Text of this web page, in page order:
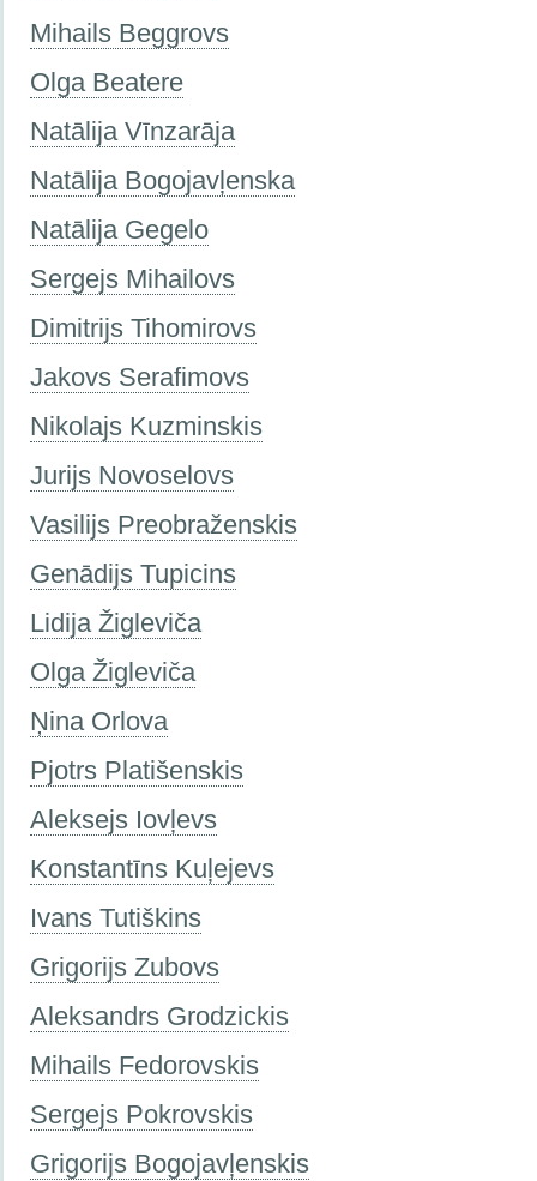
Mihails Beggrovs
Olga Beatere
Natālija Vīnzarāja
Natālija Bogojavļenska
Natālija Gegelo
Sergejs Mihailovs
Dimitrijs Tihomirovs
Jakovs Serafimovs
Nikolajs Kuzminskis
Jurijs Novoselovs
Vasilijs Preobraženskis
Genādijs Tupicins
Lidija Žigleviča
Olga Žigleviča
Ņina Orlova
Pjotrs Platišenskis
Aleksejs Iovļevs
Konstantīns Kuļejevs
Ivans Tutiškins
Grigorijs Zubovs
Aleksandrs Grodzickis
Mihails Fedorovskis
Sergejs Pokrovskis
Grigorijs Bogojavļenskis